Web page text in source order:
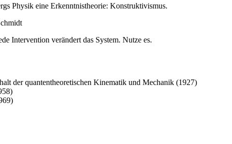
Physik eine Erkenntnistheorie: Konstruktivismus.
Intervention verändert das System. Nutze es.
der quantentheoretischen Kinematik und Mechanik (1927)